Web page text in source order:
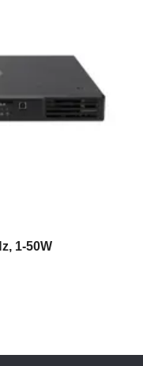
1-50W